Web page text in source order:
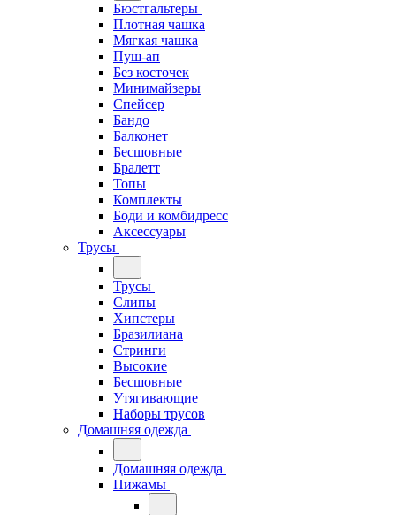
Бюстгальтеры
Плотная чашка
Мягкая чашка
Пуш-ап
Без косточек
Минимайзеры
Спейсер
Бандо
Балконет
Бесшовные
Бралетт
Топы
Комплекты
Боди и комбидресс
Аксессуары
Трусы
Трусы
Слипы
Хипстеры
Бразилиана
Стринги
Высокие
Бесшовные
Утягивающие
Наборы трусов
Домашняя одежда
Домашняя одежда
Пижамы